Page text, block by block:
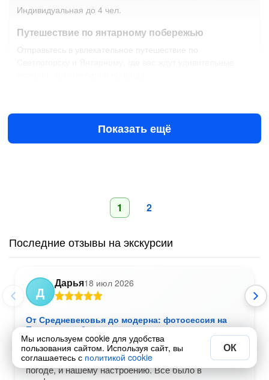
Индивидуальная до 4 чел.
Путешествие по янтарному побережью
Отправьтесь в увлекательное путешествие по
18 050 ₽ за всё до 4 чел.
Показать ещё
1 2
Последние отзывы на экскурсии
Д
Дарья18 июл 2026
От Средневековья до модерна: фотосессия на
Прусском побережье
Анастасия - искристая и солнечная, очень
соответствовала и по-настоящему курортной
погоде, и нашему настроению. Все было в
Мы используем cookie для удобства
пользования сайтом. Используя сайт, вы
соглашаетесь с политикой cookie
ОК